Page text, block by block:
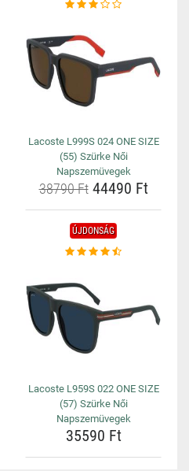
Lacoste L999S 024 ONE SIZE
(55) Szürke Női
Napszemüvegek
38790 Ft44490 Ft
ÚJDONSÁG
Lacoste L959S 022 ONE SIZE
(57) Szürke Női
Napszemüvegek
35590 Ft